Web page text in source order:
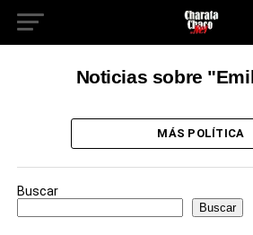
Noticias sobre
MÁS POLÍTICA
Buscar
Buscar